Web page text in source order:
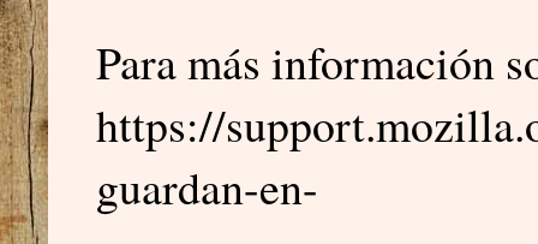
Para más información
https://
guardan-en-